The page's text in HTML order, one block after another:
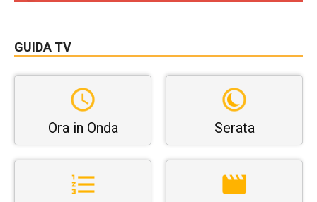
GUIDA TV
Ora in Onda Serata